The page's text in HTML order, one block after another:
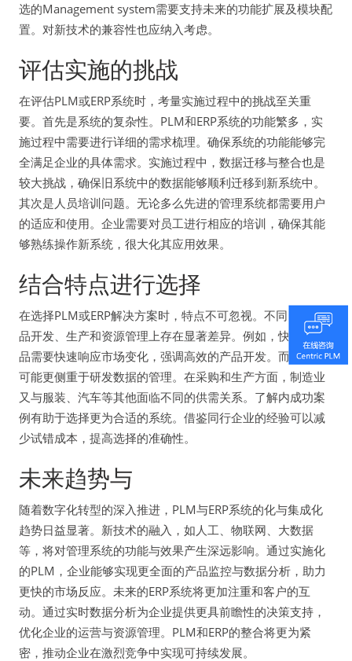
选的Management system需要支持未来的功能扩展及模块配
置。对新技术的兼容性也应纳入考虑。
评估实施的挑战
在评估PLM或ERP系统时，考量实施过程中的挑战至关重
要。首先是系统的复杂性。PLM和ERP系统的功能繁多，实
施过程中需要进行详细的需求梳理。确保系统的功能能够完
全满足企业的具体需求。实施过程中，数据迁移与整合也是
较大挑战，确保旧系统中的数据能够顺利迁移到新系统中。
其次是人员培训问题。无论多么先进的管理系统都需要用户
的适应和使用。企业需要对员工进行相应的培训，确保其能
够熟练操作新系统，很大化其应用效果。
结合特点进行选择
在选择PLM或ERP解决方案时，特点不可忽视。不同的在产
品开发、生产和资源管理上存在显著差异。例如，快速消费
品需要快速响应市场变化，强调高效的产品开发。而高科技
可能更侧重于研发数据的管理。在采购和生产方面，制造业
又与服装、汽车等其他面临不同的供需关系。了解内成功案
例有助于选择更为合适的系统。借鉴同行企业的经验可以减
少试错成本，提高选择的准确性。
未来趋势与
随着数字化转型的深入推进，PLM与ERP系统的化与集成化
趋势日益显著。新技术的融入，如人工、物联网、大数据
等，将对管理系统的功能与效果产生深远影响。通过实施化
的PLM，企业能够实现更全面的产品监控与数据分析，助力
更快的市场反应。未来的ERP系统将更加注重和客户的互
动。通过实时数据分析为企业提供更具前瞻性的决策支持，
优化企业的运营与资源管理。PLM和ERP的整合将更为紧
密，推动企业在激烈竞争中实现可持续发展。